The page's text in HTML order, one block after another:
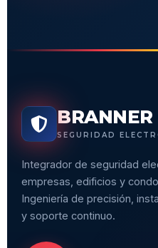
BRANNER
SEGURIDAD
Integrador de seguridad
empresas, edificios y
Ingeniería de precisión,
y soporte continuo.